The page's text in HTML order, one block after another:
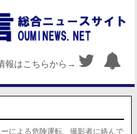
報はこちらから→
ーによる危険運転、撮影者に絡んで